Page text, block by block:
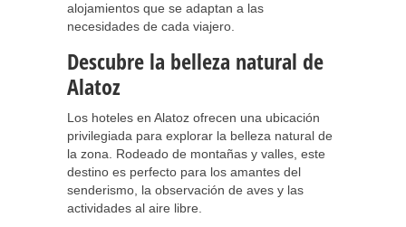
alojamientos que se adaptan a las
necesidades de cada viajero.
Descubre la belleza natural de
Alatoz
Los hoteles en Alatoz ofrecen una ubicación
privilegiada para explorar la belleza natural de
la zona. Rodeado de montañas y valles, este
destino es perfecto para los amantes del
senderismo, la observación de aves y las
actividades al aire libre.